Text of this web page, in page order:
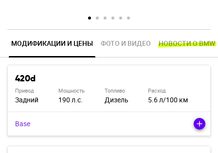
МОДИФИКАЦИИ И ЦЕНЫ ФОТО И ВИДЕО НОВОСТИ О BMW
420d
Привод
Задний
Мощность
190 л.с.
Топливо
Дизель
Расход
5.6 л/100 км
Base